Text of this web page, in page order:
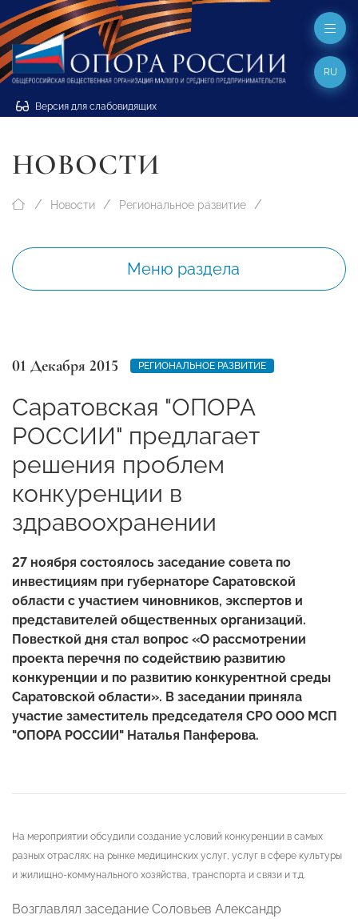
Версия для слабовидящих
RU
НОВОСТИ
Новости Региональное развитие
Меню раздела
01 Декабря 2015 РЕГИОНАЛЬНОЕ РАЗВИТИЕ
Саратовская "ОПОРА
РОССИИ" предлагает
решения проблем
конкуренции в
здравоохранении
27 ноября состоялось заседание совета по
инвестициям при губернаторе Саратовской
области с участием чиновников, экспертов и
представителей общественных организаций.
Повесткой дня стал вопрос «О рассмотрении
проекта перечня по содействию развитию
конкуренции и по развитию конкурентной среды
Саратовской области». В заседании приняла
участие заместитель председателя СРО ООО МСП
"ОПОРА РОССИИ" Наталья Панферова.
На мероприятии обсудили создание условий конкуренции в самых
разных отраслях: на рынке медицинских услуг, услуг в сфере культуры
и жилищно-коммунального хозяйства, транспорта и связи и т.д.
Возглавлял заседание Соловьев Александр